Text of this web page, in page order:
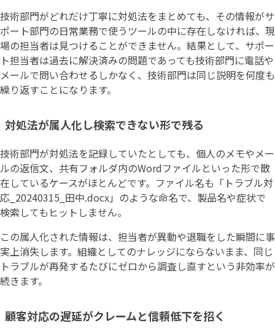
技術部門がどれだけ丁寧に対処法をまとめても、その情報がサ
ポート部門の日常業務で使うツールの中に存在しなければ、現
場の担当者は見つけることができません。結果として、サポー
ト担当者は過去に解決済みの問題であっても技術部門に電話や
メールで問い合わせるしかなく、技術部門は同じ説明を何度も
繰り返すことになります。
対処法が属人化し検索できない形で残る
技術部門が対処法を記録していたとしても、個人のメモやメー
ルの返信文、共有フォルダ内のWordファイルといった形で散
在しているケースがほとんどです。ファイル名も「トラブル対
応_20240315_田中.docx」のような命名で、製品名や症状で
検索してもヒットしません。
この属人化された情報は、担当者が異動や退職をした瞬間に事
実上消失します。組織としてのナレッジにならないまま、同じ
トラブルが再発するたびにゼロから調査し直すという非効率が
続きます。
顧客対応の遅延がクレームと信頼低下を招く